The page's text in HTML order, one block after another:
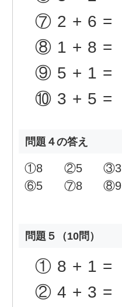
⑦ 2+6=
⑧ 1+8=
⑨ 5+1=
⑩ 3+5=
問題４の答え
①8 ②5 ③3
⑥5 ⑦8 ⑧9
問題５（10問）
① 8+1=
② 4+3=